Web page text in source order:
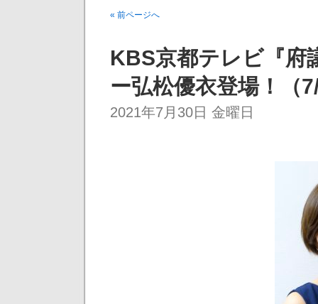
« 前ページへ
KBS京都テレビ『府
ー弘松優衣登場！（
2021年7月30日 金曜日